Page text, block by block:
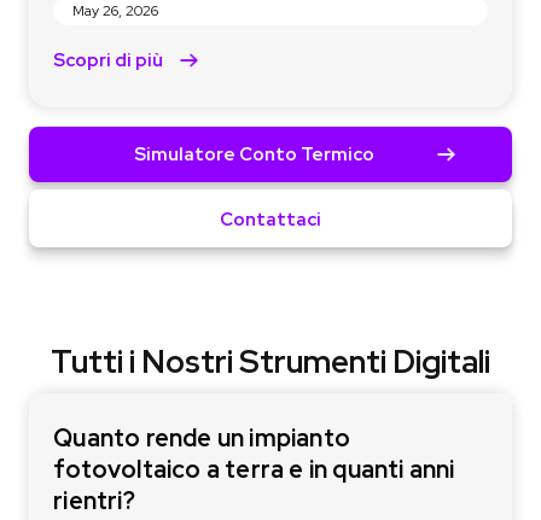
May 26, 2026
Scopri di più
Simulatore Conto Termico
Contattaci
Tutti i Nostri Strumenti Digitali
Quanto rende un impianto
fotovoltaico a terra e in quanti anni
rientri?